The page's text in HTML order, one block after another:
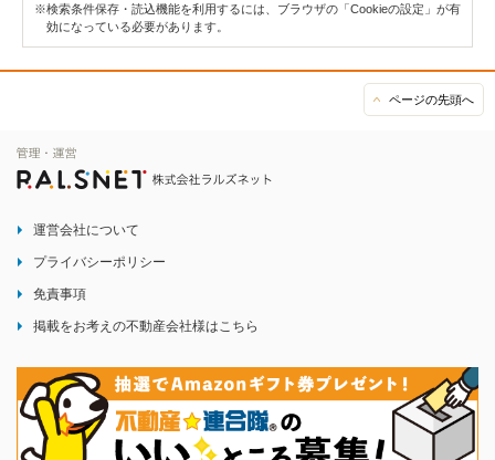
※検索条件保存・読込機能を利用するには、ブラウザの「Cookieの設定」が有
効になっている必要があります。
ページの先頭へ
運営会社について
プライバシーポリシー
免責事項
掲載をお考えの不動産会社様はこちら